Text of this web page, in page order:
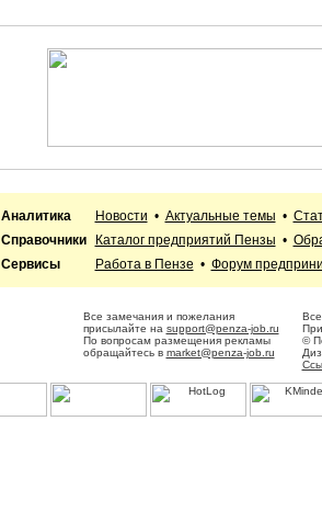
Аналитика Новости • Актуальные темы •
Справочники
Каталог предприятий Пензы •
Сервисы
Работа в Пензе • Форум
Все замечания и пожелания
присылайте на support@penza-job.ru
По вопросам размещения рекламы
обращайтесь в market@penza-job.ru
©